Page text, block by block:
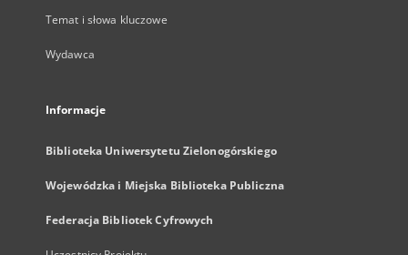
Temat i słowa kluczowe
Wydawca
Informacje
Biblioteka Uniwersytetu Zielonogórskiego
Wojewódzka i Miejska Biblioteka Publiczna
Federacja Bibliotek Cyfrowych